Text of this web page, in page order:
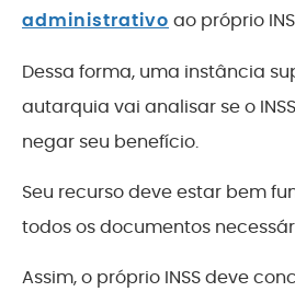
administrativo ao próprio
Dessa forma, uma instância
autarquia vai analisar se o
negar seu benefício.
Seu recurso deve estar bem
todos os documentos
Assim, o próprio INSS deve